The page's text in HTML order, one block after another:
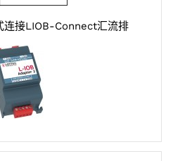
连接LIOB-Connect汇流排